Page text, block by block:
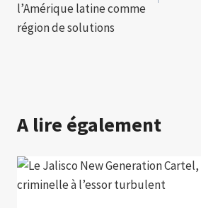
l’Amérique latine comme
région de solutions
A lire également